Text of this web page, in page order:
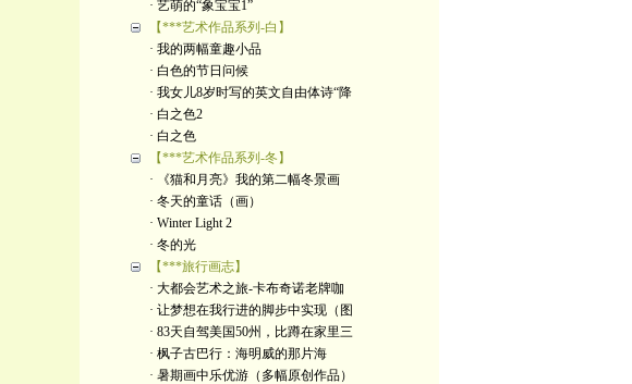
· 艺萌的“象宝宝1”
【***艺术作品系列-白】
· 我的两幅童趣小品
· 白色的节日问候
· 我女儿8岁时写的英文自由体诗“降
· 白之色2
· 白之色
【***艺术作品系列-冬】
· 《猫和月亮》我的第二幅冬景画
· 冬天的童话（画）
· Winter Light 2
· 冬的光
【***旅行画志】
· 大都会艺术之旅-卡布奇诺老牌咖
· 让梦想在我行进的脚步中实现（图
· 83天自驾美国50州，比蹲在家里三
· 枫子古巴行：海明威的那片海
· 暑期画中乐优游（多幅原创作品）